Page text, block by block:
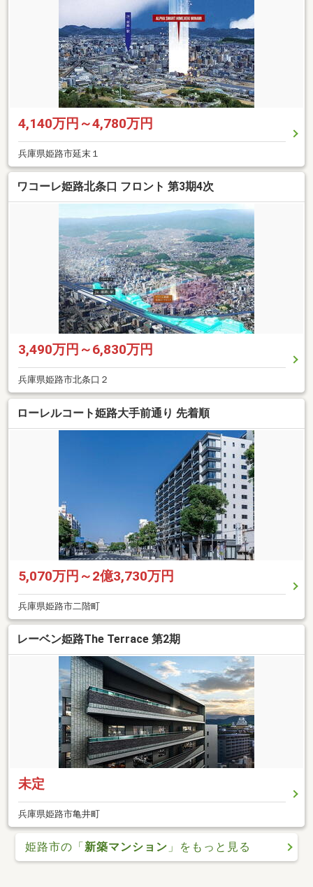
4,140万円～4,780万円
兵庫県姫路市延末１
ワコーレ姫路北条口 フロント 第3期4次
3,490万円～6,830万円
兵庫県姫路市北条口２
ローレルコート姫路大手前通り 先着順
5,070万円～2億3,730万円
兵庫県姫路市二階町
レーベン姫路The Terrace 第2期
未定
兵庫県姫路市亀井町
姫路市の「新築マンション 」をもっと見る